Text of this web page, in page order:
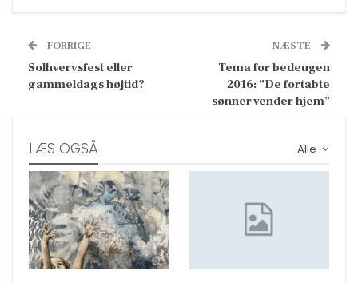
FORRIGE
Solhvervsfest eller
gammeldags højtid?
NÆSTE
Tema for bedeugen
2016: ”De fortabte
sønner vender hjem”
Alle
LÆS OGSÅ